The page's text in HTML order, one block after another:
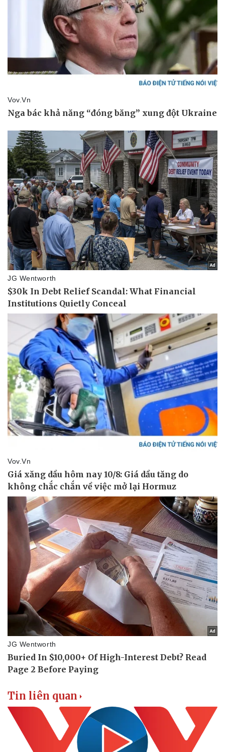
Doanh nghiệp
Thông tin doanh nghiệp
Doanh nghiệp 24h
Doanh nhân
Vì cộng đồng
Công nghệ
Sành điệu
Tin Công nghệ
Trải nghiệm
Chuyển đổi số
Sức khỏe
Dinh dưỡng - món ngon
Cây thuốc
Sản phụ khoa
Nam khoa
Làm đẹp - giảm cân
Phòng mạch online
Ăn sạch sống khỏe
Đời sống
Nhà đẹp
Blog
Tình yêu - Gia đình
Tin liên quan